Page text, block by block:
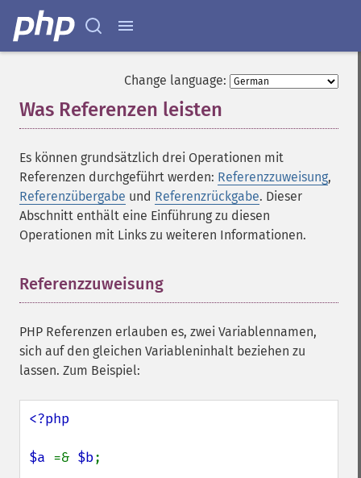
Change language:
Was Referenzen leisten
Es können grundsätzlich drei Operationen mit
Referenzen durchgeführt werden: Referenzzuweisung,
Referenzübergabe und Referenzrückgabe. Dieser
Abschnitt enthält eine Einführung zu diesen
Operationen mit Links zu weiteren Informationen.
Referenzzuweisung
PHP Referenzen erlauben es, zwei Variablennamen,
sich auf den gleichen Variableninhalt beziehen zu
lassen. Zum Beispiel:
<?php
$a =& $b;